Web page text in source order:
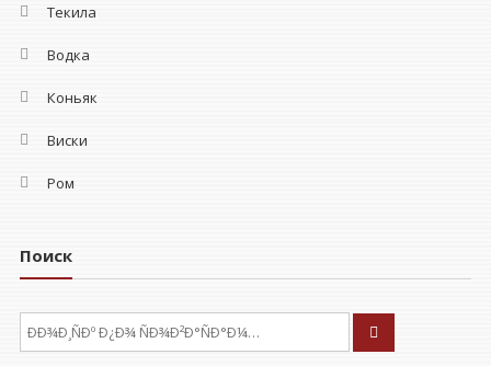
Текила
Водка
Коньяк
Виски
Ром
Поиск
ÐÑÐºÐ°ÑÑ: